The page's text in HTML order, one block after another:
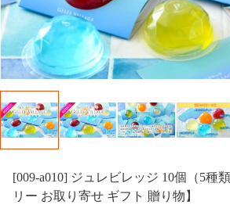
[009-a010] ジュレビレッジ 10個（5種
リー お取り寄せ ギフト 贈り物】